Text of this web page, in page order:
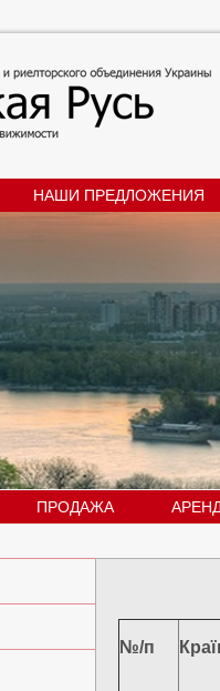
НАШИ ПРЕДЛОЖЕНИЯ
ПРОДАЖА
№/п